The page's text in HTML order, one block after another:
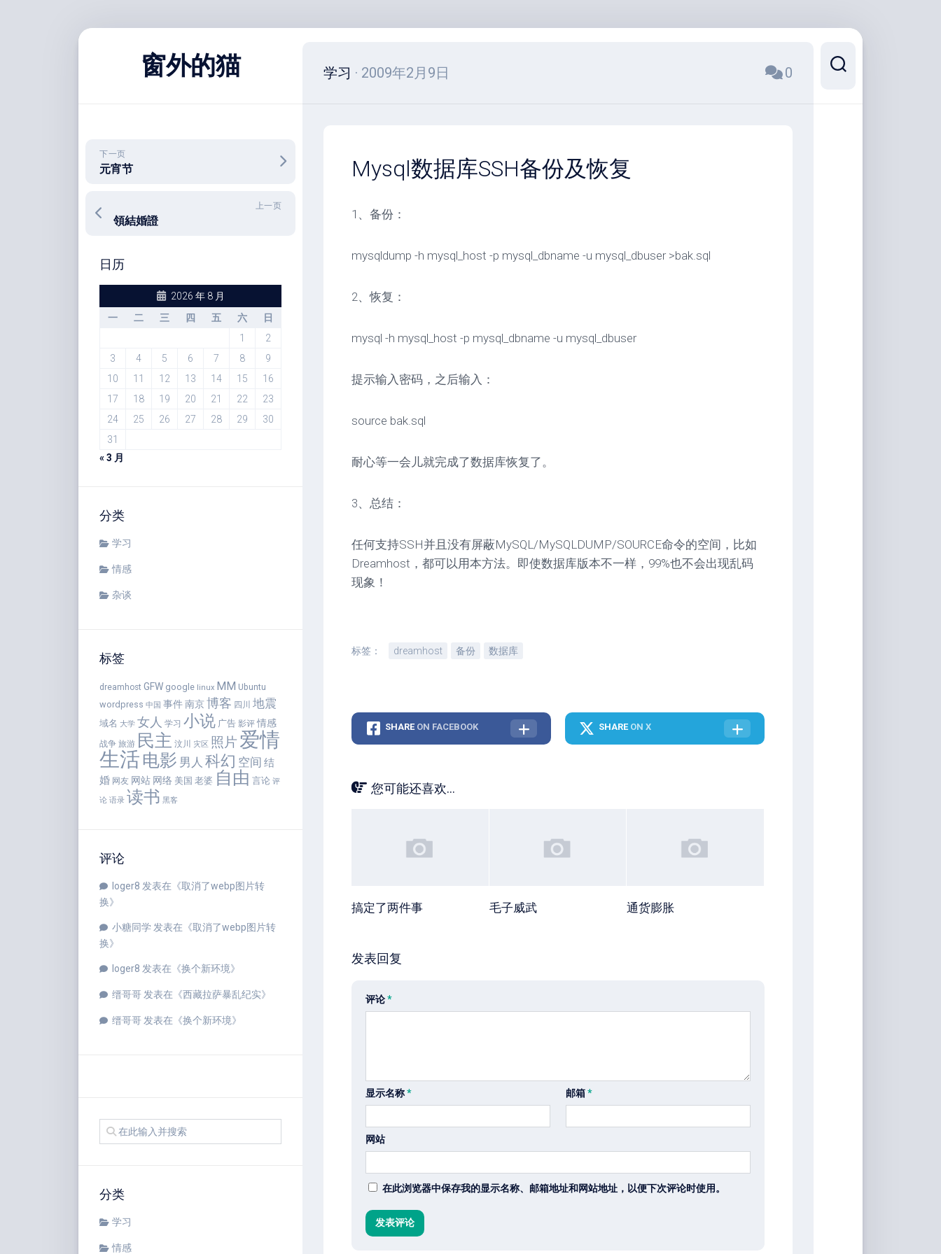
窗外的猫
下一页
元宵节
上一页
領結婚證
日历
2026 年 8 月
一
二 三 四 五 六
日
1
2
3
4 5 6 7 8
9
10
11 12 13 14 15
16
17
18 19 20 21 22
23
24
25 26 27 28 29
30
31
« 3 月
分类
学习
情感
杂谈
标签
dreamhost GFW google linux MM Ubuntu
wordpress 中国 事件南京博客 四川 地震
域名 大学 女人 学习 小说 广告 影评 情感
战争 旅游 民主 汶川 灾区 照片 爱情
生活 电影 男人 科幻 空间 结
婚 网友 网站 网络 美国 老婆 自由 言论 评
论 语录 读书 黑客
评论
loger8 发表在《取消了webp图片转
换》
小糖同学 发表在《取消了webp图片转
换》
loger8 发表在《换个新环境》
缙哥哥 发表在《西藏拉萨暴乱纪实》
缙哥哥 发表在《换个新环境》
分类
学习
情感
学习 · 2009年2月9日 0
Mysql数据库SSH备份及恢复
1、备份：
mysqldump -h mysql_host -p mysql_dbname -u mysql_dbuser >bak.sql
2、恢复：
mysql -h mysql_host -p mysql_dbname -u mysql_dbuser
提示输入密码，之后输入：
source bak.sql
耐心等一会儿就完成了数据库恢复了。
3、总结：
任何支持SSH并且没有屏蔽MySQL/MySQLDUMP/SOURCE命令的空间，比如
Dreamhost，都可以用本方法。即使数据库版本不一样，99%也不会出现乱码
现象！
标签： dreamhost 备份 数据库
SHARE ON FACEBOOK SHARE ON X
您可能还喜欢...
搞定了两件事 毛子威武 通货膨胀
发表回复
评论*
显示名称* 邮箱*
网站
在此浏览器中保存我的显示名称、邮箱地址和网站地址，以便下次评论时使用。